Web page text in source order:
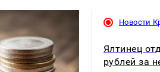
Новости
Ялтинец
рублей за